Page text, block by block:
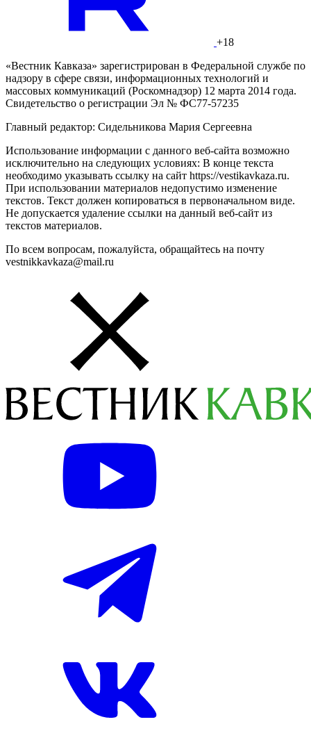
+18
«Вестник Кавказа» зарегистрирован в Федеральной службе по
надзору в сфере связи, информационных технологий и
массовых коммуникаций (Роскомнадзор) 12 марта 2014 года.
Свидетельство о регистрации Эл № ФС77-57235
Главный редактор: Сидельникова Мария Сергеевна
Использование информации с данного веб-сайта возможно
исключительно на следующих условиях: В конце текста
необходимо указывать ссылку на сайт https://vestikavkaza.ru.
При использовании материалов недопустимо изменение
текстов. Текст должен копироваться в первоначальном виде.
Не допускается удаление ссылки на данный веб-сайт из
текстов материалов.
По всем вопросам, пожалуйста, обращайтесь на почту
vestnikkavkaza@mail.ru